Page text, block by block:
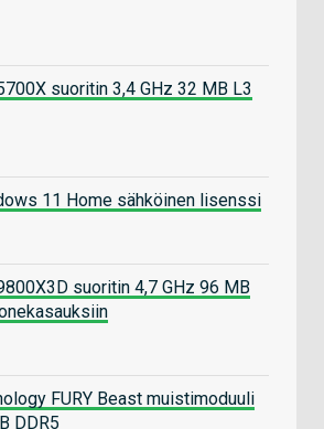
suoritin 3,4 GHz 32 MB L3
11 Home sähköinen lisenssi
suoritin 4,7 GHz 96 MB
FURY Beast muistimoduuli
DDR5